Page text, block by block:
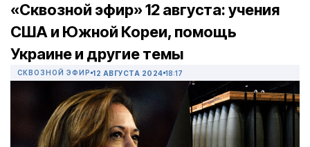
«Сквозной эфир» 12 августа: учения
США и Южной Кореи, помощь
Украине и другие темы
СКВОЗНОЙ ЭФИР 12 АВГУСТА 2024 18:17